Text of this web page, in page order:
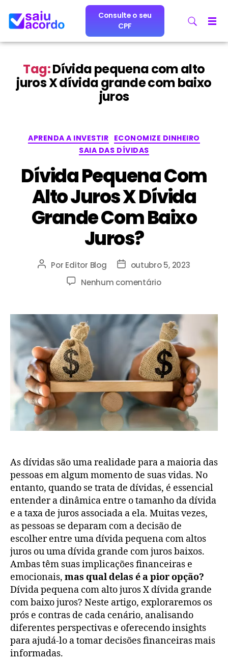
Consulte o seu
CPF
Tag:Dívida pequena com alto
juros X dívida grande com baixo
juros
APRENDA A INVESTIR ECONOMIZE DINHEIRO
SAIA DAS DÍVIDAS
Dívida Pequena Com
Alto Juros X Dívida
Grande Com Baixo
Juros?
Por Editor Blog
outubro 5, 2023
Nenhum comentário
As dívidas são uma realidade para a maioria das
pessoas em algum momento de suas vidas. No
entanto, quando se trata de dívidas, é essencial
entender a dinâmica entre o tamanho da dívida
e a taxa de juros associada a ela. Muitas vezes,
as pessoas se deparam com a decisão de
escolher entre uma dívida pequena com altos
juros ou uma dívida grande com juros baixos.
Ambas têm suas implicações financeiras e
emocionais, mas qual delas é a pior opção?
Dívida pequena com alto juros X dívida grande
com baixo juros? Neste artigo, exploraremos os
prós e contras de cada cenário, analisando
diferentes perspectivas e oferecendo insights
para ajudá-lo a tomar decisões financeiras mais
informadas.